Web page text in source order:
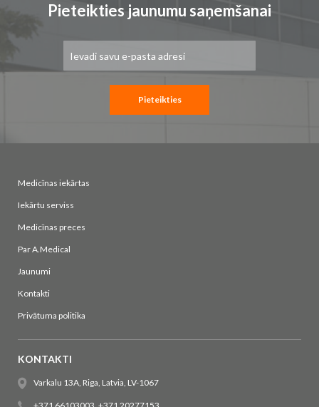
Pieteikties jaunumu saņemšanai
saņemšanai:
Pieteikties
Medicīnas iekārtas
Iekārtu serviss
Medicīnas preces
Par A.Medical
Jaunumi
Kontakti
Privātuma politika
KONTAKTI
Varkalu 13A, Riga, Latvia, LV-1067